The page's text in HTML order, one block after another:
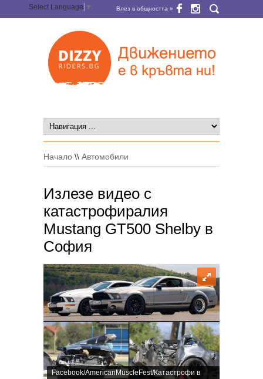
Select Language ▼ Влез в общността »
Начало \\ Автомобили
Излезе видео с
катастрофиралия
Mustang GT500 Shelby в
София
Facebook/AmericanMuscleFest/Катастрофи в